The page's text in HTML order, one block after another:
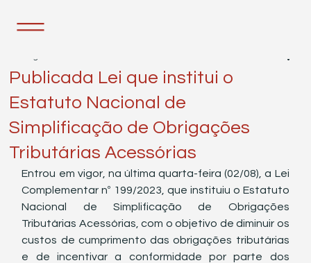
Publicada Lei que institui o
Estatuto Nacional de
Simplificação de Obrigações
Tributárias Acessórias
Entrou em vigor, na última quarta-feira (02/08), a Lei
Complementar nº 199/2023, que instituiu o Estatuto
Nacional de Simplificação de Obrigações
Tributárias Acessórias, com o objetivo de diminuir os
custos de cumprimento das obrigações tributárias
e de incentivar a conformidade por parte dos